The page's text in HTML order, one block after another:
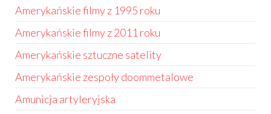
Amerykańskie filmy z 1995 roku
Amerykańskie filmy z 2011 roku
Amerykańskie sztuczne satelity
Amerykańskie zespoły doommetalowe
Amunicja artyleryjska